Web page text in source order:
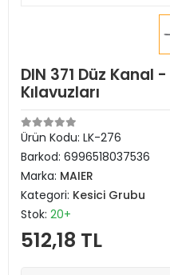
DIN 371 Düz Kanal
Kılavuzları
Ürün Kodu: LK-276
Barkod: 6996518037536
Marka: MAIER
Kategori: Kesici Grubu
Stok: 20+
512,18 TL